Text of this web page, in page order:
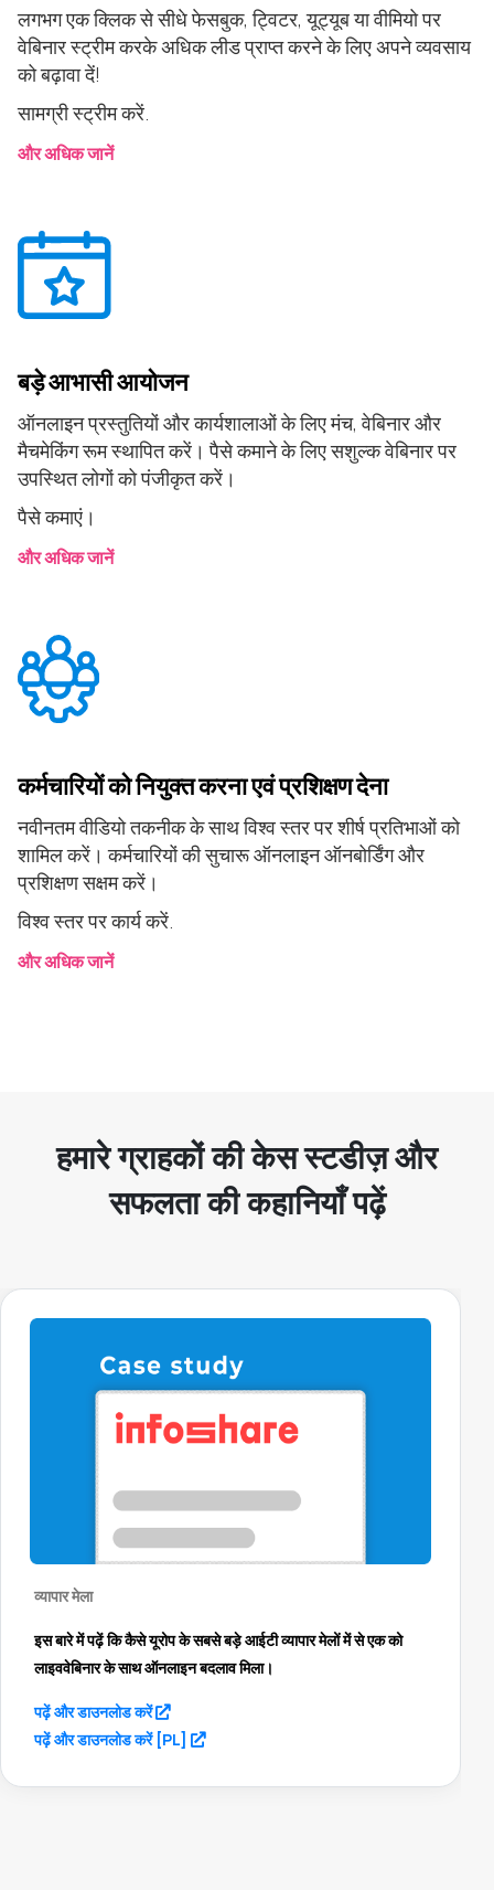
लगभग एक क्लिक से सीधे फेसबुक, ट्विटर, यूट्यूब या वीमियो पर
वेबिनार स्ट्रीम करके अधिक लीड प्राप्त करने के लिए अपने व्यवसाय
को बढ़ावा दें!
सामग्री स्ट्रीम करें.
और अधिक जानें
बड़े आभासी आयोजन
ऑनलाइन प्रस्तुतियों और कार्यशालाओं के लिए मंच, वेबिनार और
मैचमेकिंग रूम स्थापित करें। पैसे कमाने के लिए सशुल्क वेबिनार पर
उपस्थित लोगों को पंजीकृत करें।
पैसे कमाएं।
और अधिक जानें
कर्मचारियों को नियुक्त करना एवं प्रशिक्षण देना
नवीनतम वीडियो तकनीक के साथ विश्व स्तर पर शीर्ष प्रतिभाओं को
शामिल करें। कर्मचारियों की सुचारू ऑनलाइन ऑनबोर्डिंग और
प्रशिक्षण सक्षम करें।
विश्व स्तर पर कार्य करें.
और अधिक जानें
हमारे ग्राहकों की केस स्टडीज़ और
सफलता की कहानियाँ पढ़ें
व्यापार मेला
इस बारे में पढ़ें कि कैसे यूरोप के सबसे बड़े आईटी व्यापार मेलों में से एक को
लाइववेबिनार के साथ ऑनलाइन बदलाव मिला।
पढ़ें और डाउनलोड करें
(opens in a new tab)
पढ़ें और डाउनलोड करें [PL]
(opens in a new tab)